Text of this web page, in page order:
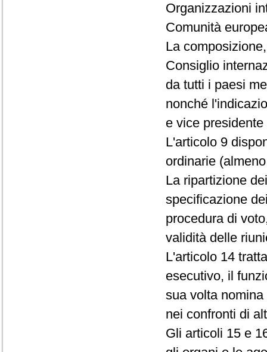
Organizzazioni
Comunità
La
Consiglio
da tutti i paesi
nonché
e vice
L'articolo 9
ordinarie
La ripartizione
specificazione
procedura di
validità delle
L'articolo 14
esecutivo, il
sua volta
nei confronti di
Gli articoli 15 e